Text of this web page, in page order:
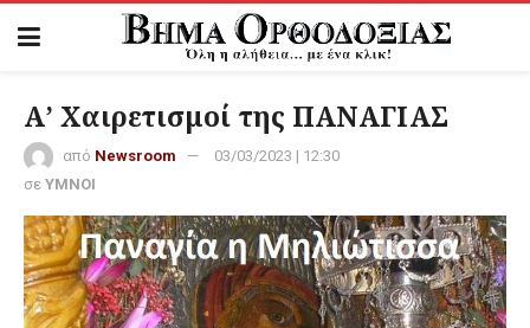
Α’ Χαιρετισμοί της ΠΑΝΑΓΙΑΣ
από Newsroom
03/03/2023 | 12:30
σε ΥΜΝΟΙ